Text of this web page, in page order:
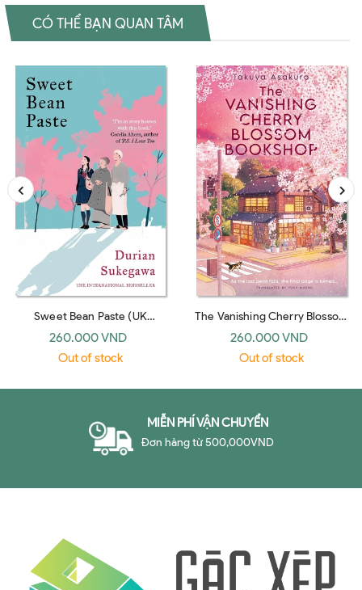
CÓ THỂ BẠN QUAN TÂM
Sweet Bean Paste (UK
paperback)
260.000 VND
Out of stock
The Vanishing Cherry Blossom
Bookshop (UK paperback)
260.000 VND
Out of stock
MIỄN PHÍ VẬN CHUYỂN
Đơn hàng từ 500,000VND